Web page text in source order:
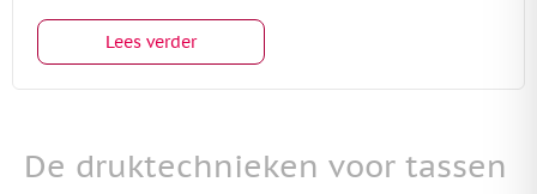
De druktechnieken voor tassen
Lees verder